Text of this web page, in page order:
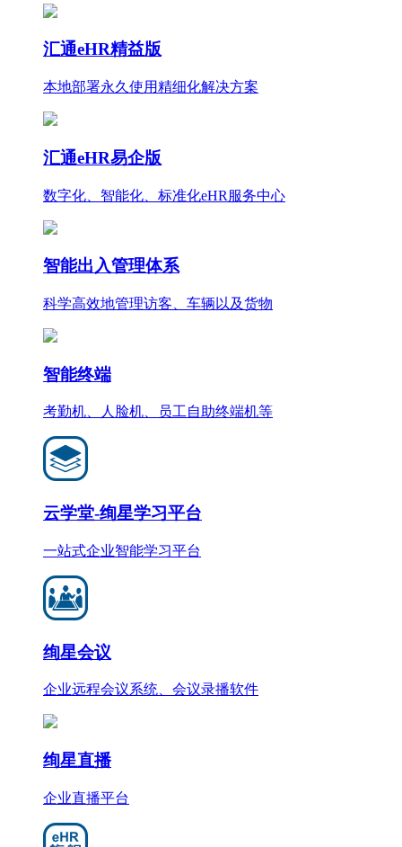
汇通eHR精益版
本地部署永久使用精细化解决方案
汇通eHR易企版
数字化、智能化、标准化eHR服务中心
智能出入管理体系
科学高效地管理访客、车辆以及货物
智能终端
考勤机、人脸机、员工自助终端机等
云学堂-绚星学习平台
一站式企业智能学习平台
绚星会议
企业远程会议系统、会议录播软件
绚星直播
企业直播平台